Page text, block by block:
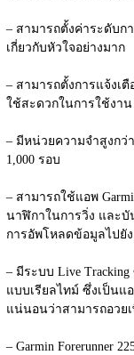
– สามารถตั้งค่าระดับก
เกี่ยวกับหัวใจอย่างมาก
– สามารถตั้งการแจ้งเ
ใช้สะดวกในการใช้งา
– มีหน่วยความจำสูงกว่
1,000 รอบ
– สามารถใช้แอพ
นาฬิกาในการวิ่ง และบั
การอัพโหลดข้อมูลไปยัง
– มีระบบ Live
แบบเรียลไทม์ ซึ่งเป็นแ
แน่นอนว่าสามารถอวย
– Garmin Forerunner